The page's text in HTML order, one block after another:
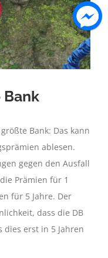
Bank
Bank: Das kann
ablesen.
gegen den Ausfall
Prämien für 1
für 5 Jahre. Der
dass die DB
dies erst in 5 Jahren